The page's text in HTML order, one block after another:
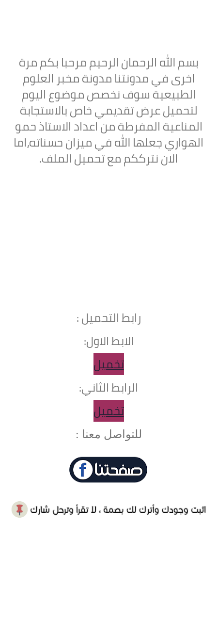
بسم الله الرحمان الرحيم مرحبا بكم مرة
اخرى في مدونتنا مدونة مخبر العلوم
الطبيعية سوف نخصص موضوع اليوم
لتحميلعرض تقديمي خاص بالاستجابة
المناعية المفرطة من اعداد الاستاذ حمو
الهواري جعلها الله في ميزان حسناته،اما
الان نترككم مع تحميل الملف.
رابط التحميل :
الابط الاول:
تخميل
الرابط الثاني:
تخميل
للتواصل معنا :